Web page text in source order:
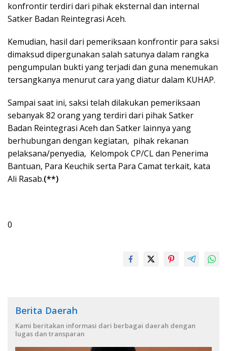
konfrontir terdiri dari pihak eksternal dan internal
Satker Badan Reintegrasi Aceh.
Kemudian, hasil dari pemeriksaan konfrontir para saksi
dimaksud dipergunakan salah satunya dalam rangka
pengumpulan bukti yang terjadi dan guna menemukan
tersangkanya menurut cara yang diatur dalam KUHAP.
Sampai saat ini, saksi telah dilakukan pemeriksaan
sebanyak 82 orang yang terdiri dari pihak Satker
Badan Reintegrasi Aceh dan Satker lainnya yang
berhubungan dengan kegiatan, pihak rekanan
pelaksana/penyedia, Kelompok CP/CL dan Penerima
Bantuan, Para Keuchik serta Para Camat terkait, kata
Ali Rasab.(**)
0
Berita Daerah
Kami beritakan informasi dari berbagai daerah dengan
lugas dan transparan